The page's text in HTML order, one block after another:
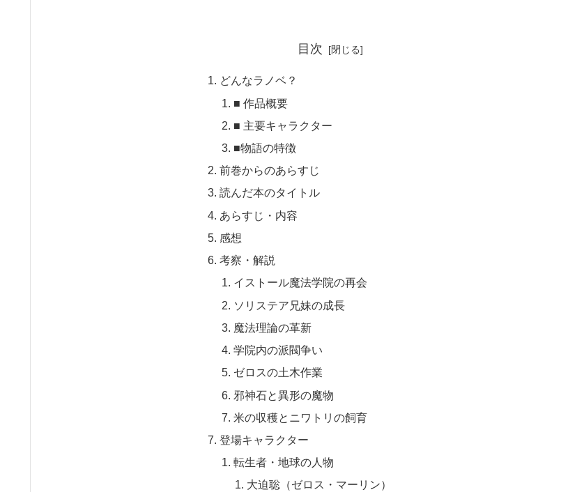
目次
どんなラノベ？
■ 作品概要
■ 主要キャラクター
■物語の特徴
前巻からのあらすじ
読んだ本のタイトル
あらすじ・内容
感想
考察・解説
イストール魔法学院の再会
ソリステア兄妹の成長
魔法理論の革新
学院内の派閥争い
ゼロスの土木作業
邪神石と異形の魔物
米の収穫とニワトリの飼育
登場キャラクター
転生者・地球の人物
大迫聡（ゼロス・マーリン）